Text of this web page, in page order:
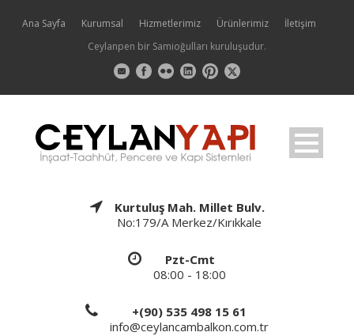
Ana Sayfa Kurumsal Hizmetlerimiz Ürünlerimiz
İletişim
Ceylanpen bir Samioğulları kuruluşudur.
Kurtuluş Mah. Millet Bulv.
No:179/A Merkez/Kırıkkale
Pzt-Cmt
08:00 - 18:00
+(90) 535 498 15 61
info@ceylancambalkon.com.tr